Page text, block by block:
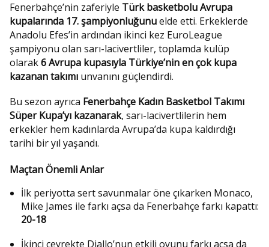
Fenerbahçe’nin zaferiyle Türk basketbolu Avrupa
kupalarında 17. şampiyonluğunuelde etti. Erkeklerde
Anadolu Efes’in ardından ikinci kez EuroLeague
şampiyonu olan sarı-lacivertliler, toplamda kulüp
olarak6 Avrupa kupasıyla Türkiye’nin en çok kupa
kazanan takımı unvanını güçlendirdi.
Bu sezon ayrıca Fenerbahçe Kadın Basketbol Takımı
Süper Kupa’yı kazanarak, sarı-lacivertlilerin hem
erkekler hem kadınlarda Avrupa’da kupa kaldırdığı
tarihi bir yıl yaşandı.
Maçtan Önemli Anlar
İlk periyotta sert savunmalar öne çıkarken Monaco,
Mike James ile farkı açsa da Fenerbahçe farkı kapattı:
20-18
İkinci çeyrekte Diallo’nun etkili oyunu farkı açsa da